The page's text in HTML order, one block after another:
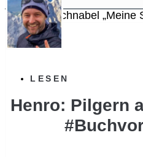
LESEN
Henro: Pilgern